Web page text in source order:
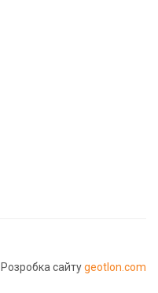
Розробка сайтуgeotlon.com